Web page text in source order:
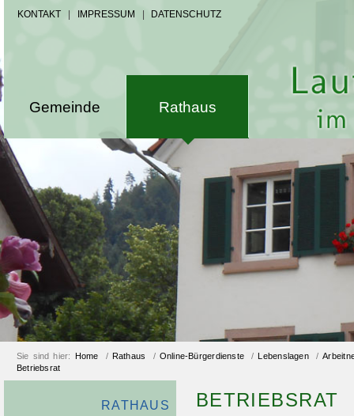
KONTAKT IMPRESSUM DATENSCHUTZ
Gemeinde Rathaus
Sie sind hier: Home / Rathaus / Online-Bürgerdienste / Lebenslagen /
Betriebsrat
RATHAUS BETRIEBSRAT